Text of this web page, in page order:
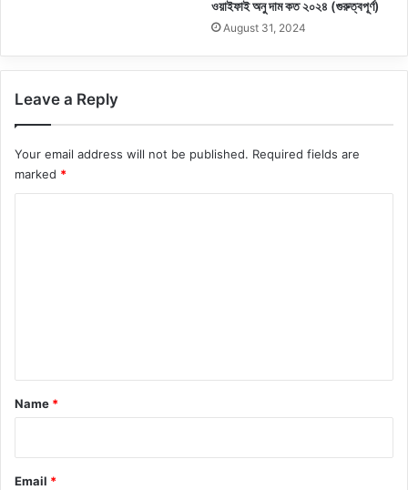
ওয়াইফাই অনু দাম কত ২০২৪ (গুরুত্বপূর্ণ)
August 31, 2024
Leave a Reply
Your email address will not be published. Required fields are
marked *
*
Name *
Email *